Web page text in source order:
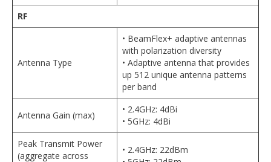
RF
Antenna Type
• BeamFlex+ adaptive antennas
with polarization diversity
• Adaptive antenna that provides
up 512 unique antenna patterns
per band
Antenna Gain (max)
• 2.4GHz: 4dBi
• 5GHz: 4dBi
Peak Transmit Power
(aggregate across
• 2.4GHz: 22dBm